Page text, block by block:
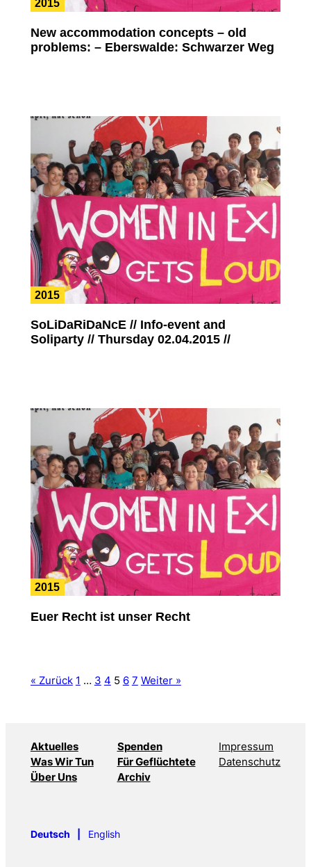
2015
New accommodation concepts – old
problems: – Eberswalde: Schwarzer Weg
2015
SoLiDaRiDaNcE // Info-event and
Soliparty // Thursday 02.04.2015 //
2015
Euer Recht ist unser Recht
« Zurück 1 … 3 4 5 6 7 Weiter »
Aktuelles
Was Wir Tun
Über Uns
Spenden
Für Geflüchtete
Archiv
Impressum
Datenschutz
Deutsch English